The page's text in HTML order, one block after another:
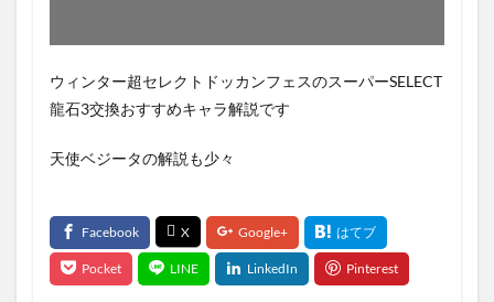
ウィンター超セレクトドッカンフェスのスーパーSELECT
龍石3交換おすすめキャラ解説です
天使ベジータの解説も少々